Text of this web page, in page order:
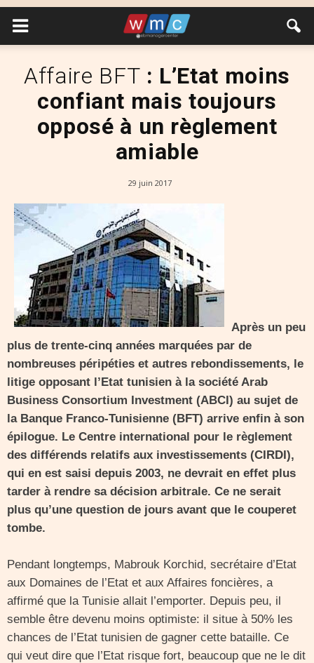
Affaire BFT : L’Etat moins
confiant mais toujours
opposé à un règlement
amiable
29 juin 2017
Après un peu
plus de trente-cinq années marquées par de
nombreuses péripéties et autres rebondissements, le
litige opposant l’Etat tunisien à la société Arab
Business Consortium Investment (ABCI) au sujet de
la Banque Franco-Tunisienne (BFT) arrive enfin à son
épilogue. Le Centre international pour le règlement
des différends relatifs aux investissements (CIRDI),
qui en est saisi depuis 2003, ne devrait en effet plus
tarder à rendre sa décision arbitrale. Ce ne serait
plus qu’une question de jours avant que le couperet
tombe.
Pendant longtemps, Mabrouk Korchid, secrétaire d’Etat
aux Domaines de l’Etat et aux Affaires foncières, a
affirmé que la Tunisie allait l’emporter. Depuis peu, il
semble être devenu moins optimiste: il situe à 50% les
chances de l’Etat tunisien de gagner cette bataille. Ce
qui veut dire que l’Etat risque fort, beaucoup que ne le dit